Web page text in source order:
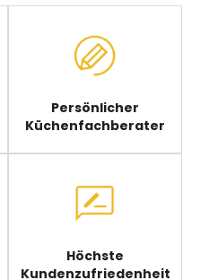
Persönlicher
Küchenfachberater
Höchste
Kundenzufriedenheit